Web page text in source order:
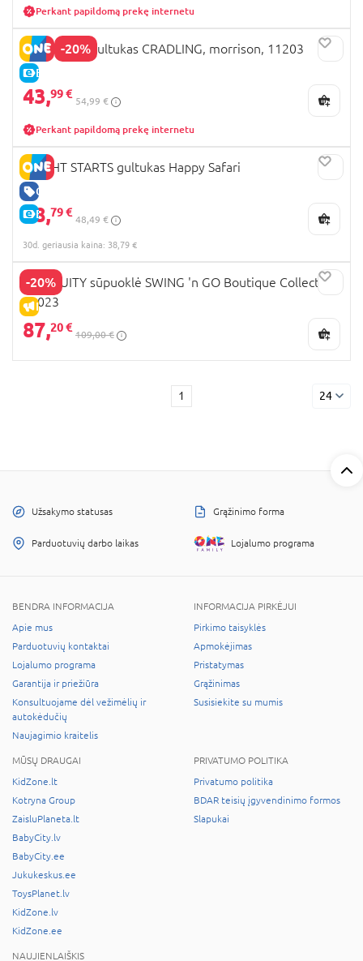
Perkant papildomą prekę internetu
-20%
E-KAINA
INGENUITY gultukas CRADLING, morrison, 11203
43,99 €
54,99 €
Perkant papildomą prekę internetu
GERA KAINA
E-KAINA
BRIGHT STARTS gultukas Happy Safari
38,79 €
48,49 €
30d. geriausia kaina: 38,79 €
-20%
IŠPARDAVIMAS
INGENUITY sūpuoklė SWING 'n GO Boutique Collection,
11023
87,20 €
109,00 €
1 24
Užsakymo statusas Grąžinimo forma
Parduotuvių darbo laikas Lojalumo programa
BENDRA INFORMACIJA
Apie mus
Parduotuvių kontaktai
Lojalumo programa
Garantija ir priežiūra
Konsultuojame dėl vežimėlių ir
autokėdučių
Naujagimio kraitelis
INFORMACIJA PIRKĖJUI
Pirkimo taisyklės
Apmokėjimas
Pristatymas
Grąžinimas
Susisiekite su mumis
MŪSŲ DRAUGAI
KidZone.lt
Kotryna Group
ZaisluPlaneta.lt
BabyCity.lv
BabyCity.ee
Jukukeskus.ee
ToysPlanet.lv
KidZone.lv
KidZone.ee
PRIVATUMO POLITIKA
Privatumo politika
BDAR teisių įgyvendinimo formos
Slapukai
NAUJIENLAIŠKIS